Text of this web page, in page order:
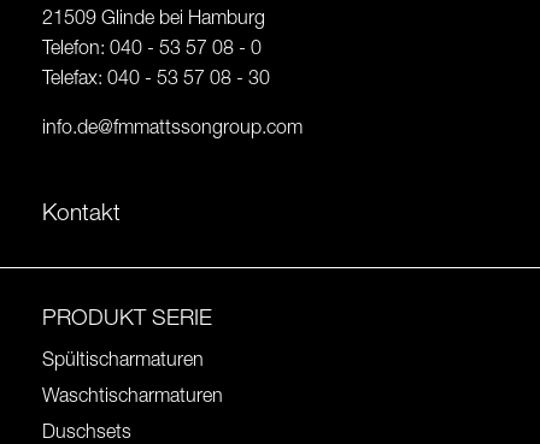
21509 Glinde bei Hamburg
Telefon: 040 - 53 57 08 - 0
Telefax: 040 - 53 57 08 - 30
info.de@fmmattssongroup.com
Kontakt
PRODUKT SERIE
Spültischarmaturen
Waschtischarmaturen
Duschsets